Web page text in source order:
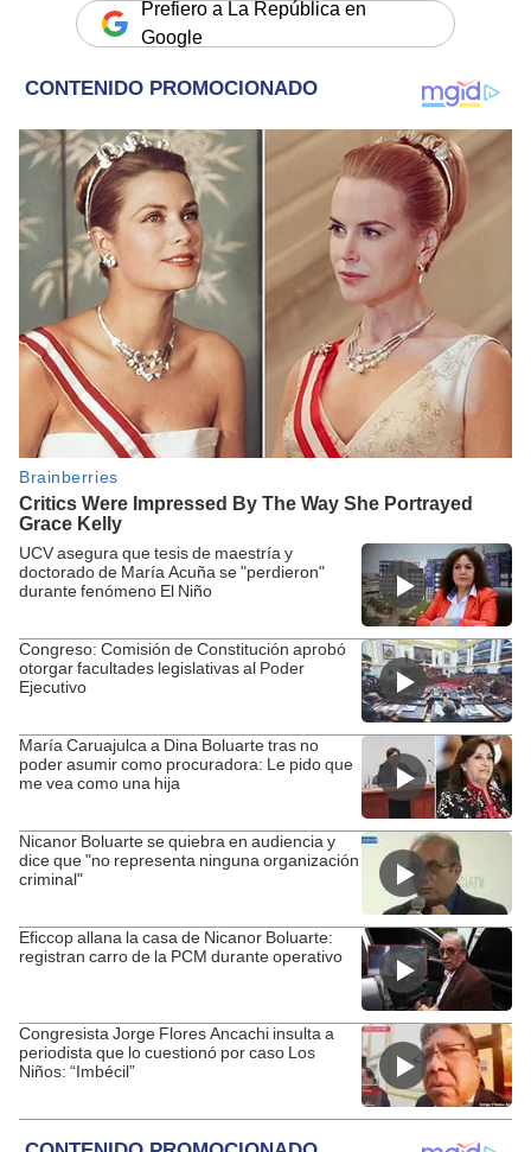
Prefiero a La República en
Google
UCV asegura que tesis de maestría y
doctorado de María Acuña se "perdieron"
durante fenómeno El Niño
Congreso: Comisión de Constitución aprobó
otorgar facultades legislativas al Poder
Ejecutivo
María Caruajulca a Dina Boluarte tras no
poder asumir como procuradora: Le pido que
me vea como una hija
Nicanor Boluarte se quiebra en audiencia y
dice que "no representa ninguna organización
criminal"
Eficcop allana la casa de Nicanor Boluarte:
registran carro de la PCM durante operativo
Congresista Jorge Flores Ancachi insulta a
periodista que lo cuestionó por caso Los
Niños: “Imbécil”